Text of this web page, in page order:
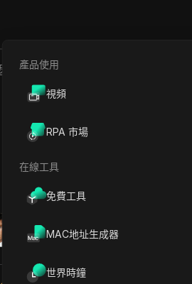
產品使用
視頻
RPA 市場
在線工具
免費工具
MAC地址生成器
世界時鐘
回
MoonBerg 免
阿列克謝·索羅金
2024年12月 1 分鐘 閱讀